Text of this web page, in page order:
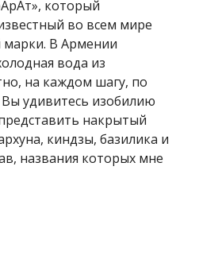
который
во всем мире
В Армении
вода из
на каждом шагу, по
удивитесь изобилию
накрытый
киндзы, базилика и
названия которых мне